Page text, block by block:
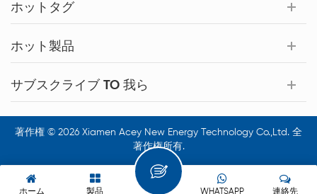
ホットタグ
ホット製品
サブスクライブ TO 我ら
著作権 © 2026 Xiamen Acey New Energy Technology Co.,Ltd. 全
著作権所有.
ホーム 製品 連絡先
WHATSAPP